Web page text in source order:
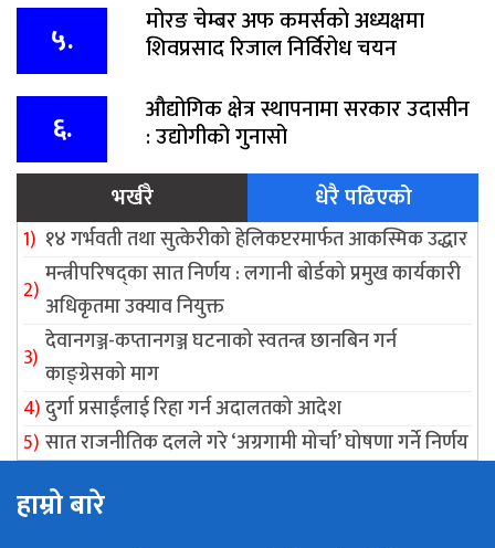
५. मोरङ चेम्बर अफ कमर्सकाे अध्यक्षमा
शिवप्रसाद रिजाल निर्विरोध चयन
६. औद्योगिक क्षेत्र स्थापनामा सरकार उदासीन
: उद्योगीको गुनासो
भर्खरै
धेरै पढिएको
१४ गर्भवती तथा सुत्केरीको हेलिकप्टरमार्फत आकस्मिक उद्धार
मन्त्रीपरिषद्का सात निर्णय : लगानी बोर्डको प्रमुख कार्यकारी
अधिकृतमा उक्याव नियुक्त
देवानगञ्ज-कप्तानगञ्ज घटनाको स्वतन्त्र छानबिन गर्न
काङ्ग्रेसको माग
दुर्गा प्रसाईंलाई रिहा गर्न अदालतको आदेश
सात राजनीतिक दलले गरे ‘अग्रगामी मोर्चा’ घोषणा गर्ने निर्णय
हाम्रो बारे